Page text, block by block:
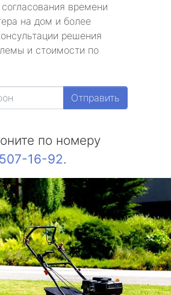
времени
на дом и более
решения
и стоимости по
Отправить
по номеру
16-92.